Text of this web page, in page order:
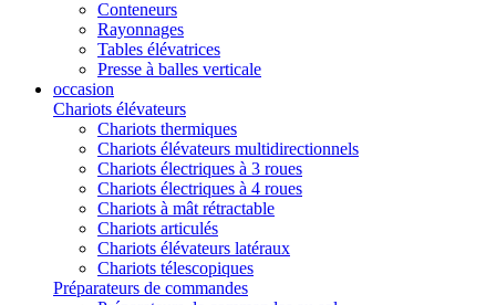
Conteneurs
Rayonnages
Tables élévatrices
Presse à balles verticale
occasion
Chariots élévateurs
Chariots thermiques
Chariots élévateurs multidirectionnels
Chariots électriques à 3 roues
Chariots électriques à 4 roues
Chariots à mât rétractable
Chariots articulés
Chariots élévateurs latéraux
Chariots télescopiques
Préparateurs de commandes